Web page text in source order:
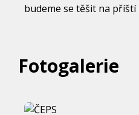
budeme se těšit na
Fotogalerie